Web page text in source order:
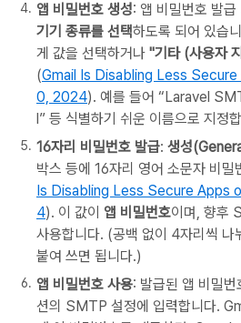
앱 비밀번호 생성: 앱 비밀번호 발급
기기 종류를 선택하도록 되어 있습
게 값을 선택하거나 "기타 (사용자
(Gmail Is Disabling Less
0, 2024). 예를 들어 “Laravel
l” 등 식별하기 쉬운 이름으로 지정
16자리 비밀번호 발급: 생성
박스 등에 16자리 영어 소문자 비밀
Is Disabling Less Secure Apps
4). 이 값이 앱 비밀번호이며, 향후
사용합니다. (공백 없이 4자리씩 나
붙여 쓰면 됩니다.)
앱 비밀번호 사용: 발급된 앱 비밀번
션의 SMTP 설정에 입력합니다.